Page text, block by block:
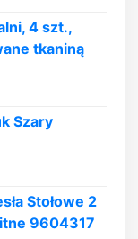
4 szt.,
tkaniną
Szary
Stołowe 2
9604317